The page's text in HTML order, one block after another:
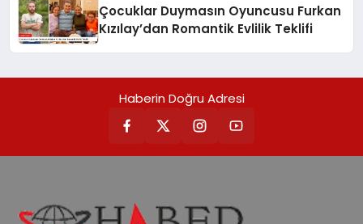
Çocuklar Duymasın Oyuncusu Furkan
Kızılay’dan Romantik Evlilik Teklifi
Haberin Doğru Adresi